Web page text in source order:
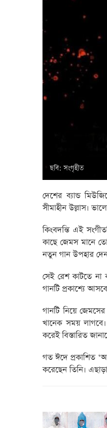
ছবি: সংগৃহীত
দেশের ব্যান্ড
সীমাহীন উল্লাস।
কিংবদন্তি এই
কাছে জেমস মানে
নতুন গান উপহার দেন
সেই রেশ কাটতে
গানটি প্রকাশ্যে
গানটি নিয়ে
খানেক সময় লাগবে।
করেই বিস্তারিত
গত ঈদে প্রকাশিত
করেছেন তিনি।